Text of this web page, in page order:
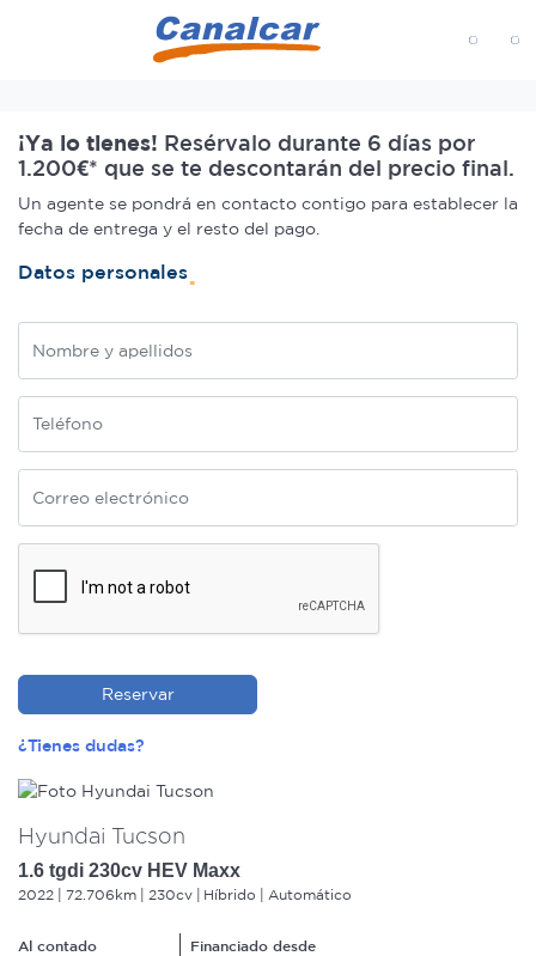
¡Ya lo tienes! Resérvalo durante 6 días por
1.200€* que se te descontarán del precio final.
Un agente se pondrá en contacto contigo para establecer la
fecha de entrega y el resto del pago.
Datos personales
Reservar
¿Tienes dudas?
Hyundai Tucson
1.6 tgdi 230cv HEV Maxx
2022 72.706km 230cv Híbrido Automático
Al contado Financiado desde